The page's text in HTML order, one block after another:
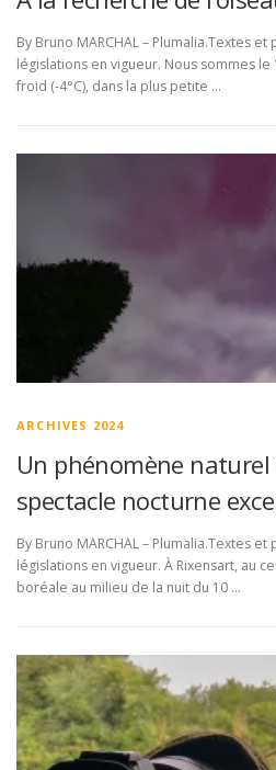
By Bruno MARCHAL – Plumalia.Textes
législations en vigueur. Nous sommes le
froid (-4°C), dans la plus petite …
ARCHIVES 2024
Un phénomène
spectacle nocturne
By Bruno MARCHAL – Plumalia.Textes
législations en vigueur. À Rixensart, au
boréale au milieu de la nuit du 10 …